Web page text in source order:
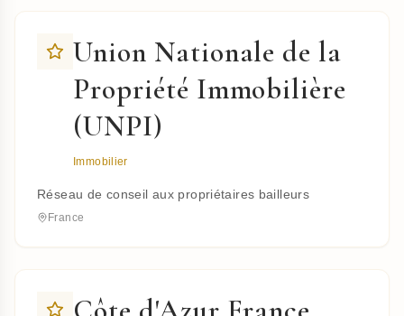
Union Nationale de la
Propriété Immobilière
(UNPI)
Immobilier
Réseau de conseil aux propriétaires bailleurs
France